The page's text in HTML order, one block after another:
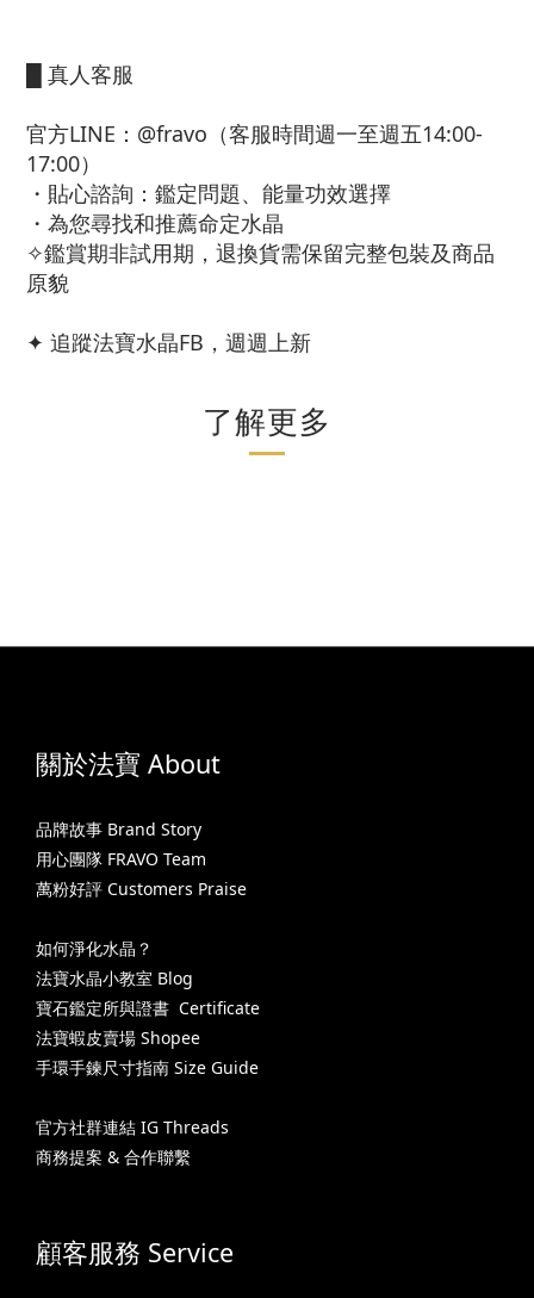
█ 真人客服
官方LINE：@fravo（客服時間週一至週五14:00-
17:00）
・貼心諮詢：鑑定問題、能量功效選擇
・為您尋找和推薦命定水晶
✧鑑賞期非試用期，退換貨需保留完整包裝及商品
原貌
✦ 追蹤法寶水晶FB，週週上新
了解更多
關於法寶 About
品牌故事 Brand Story
用心團隊 FRAVO Team
萬粉好評 Customers Praise
如何淨化水晶？
法寶水晶小教室 Blog
寶石鑑定所與證書 Certificate
法寶蝦皮賣場 Shopee
手環手鍊尺寸指南 Size Guide
官方社群連結 IG Threads
商務提案 & 合作聯繫
顧客服務 Service